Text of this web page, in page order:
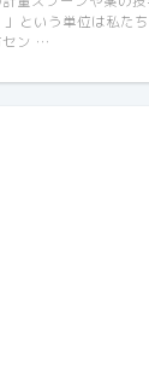
」という単位は私た
セン …